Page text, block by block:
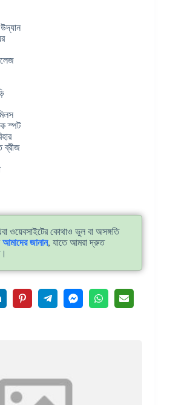
স্পট
ব্রীজ
ওয়েবসাইটের কোথাও ভুল বা অসঙ্গতি
আমাদের জানান, যাতে আমরা দ্রুত